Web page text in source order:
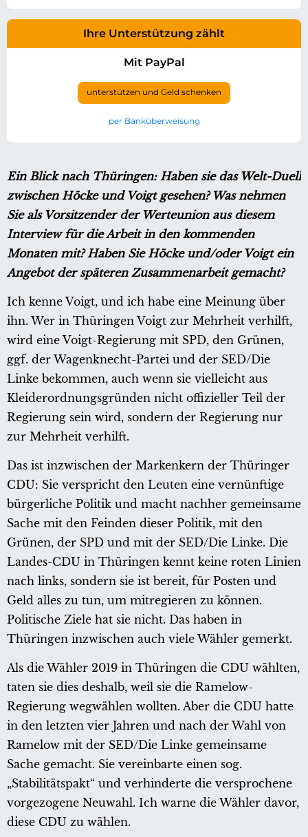
Ihre Unterstützung zählt
Mit PayPal
unterstützen und Geld schenken
per Banküberweisung
Ein Blick nach Thüringen: Haben sie das Welt-Duell
zwischen Höcke und Voigt gesehen? Was nehmen
Sie als Vorsitzender der Werteunion aus diesem
Interview für die Arbeit in den kommenden
Monaten mit? Haben Sie Höcke und/oder Voigt ein
Angebot der späteren Zusammenarbeit gemacht?
Ich kenne Voigt, und ich habe eine Meinung über
ihn. Wer in Thüringen Voigt zur Mehrheit verhilft,
wird eine Voigt-Regierung mit SPD, den Grünen,
ggf. der Wagenknecht-Partei und der SED/Die
Linke bekommen, auch wenn sie vielleicht aus
Kleiderordnungsgründen nicht offizieller Teil der
Regierung sein wird, sondern der Regierung nur
zur Mehrheit verhilft.
Das ist inzwischen der Markenkern der Thüringer
CDU: Sie verspricht den Leuten eine vernünftige
bürgerliche Politik und macht nachher gemeinsame
Sache mit den Feinden dieser Politik, mit den
Grünen, der SPD und mit der SED/Die Linke. Die
Landes-CDU in Thüringen kennt keine roten Linien
nach links, sondern sie ist bereit, für Posten und
Geld alles zu tun, um mitregieren zu können.
Politische Ziele hat sie nicht. Das haben in
Thüringen inzwischen auch viele Wähler gemerkt.
Als die Wähler 2019 in Thüringen die CDU wählten,
taten sie dies deshalb, weil sie die Ramelow-
Regierung wegwählen wollten. Aber die CDU hatte
in den letzten vier Jahren und nach der Wahl von
Ramelow mit der SED/Die Linke gemeinsame
Sache gemacht. Sie vereinbarte einen sog.
„Stabilitätspakt“ und verhinderte die versprochene
vorgezogene Neuwahl. Ich warne die Wähler davor,
diese CDU zu wählen.